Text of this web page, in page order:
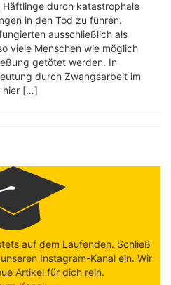
durch katastrophale
in den Tod zu führen.
ausschließlich als
viele Menschen wie möglich
getötet werden. In
durch Zwangsarbeit im
hier […]
auf dem Laufenden. Schließ
Instagram-Kanal ein. Wir
Artikel für dich rein.